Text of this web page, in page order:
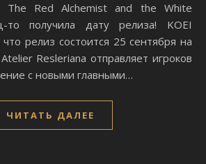
то получила дату релиза! KOEI
релиз состоится 25 сентября на
Resleriana отправляет игроков
с новыми главными…
ЧИТАТЬ ДАЛЕЕ